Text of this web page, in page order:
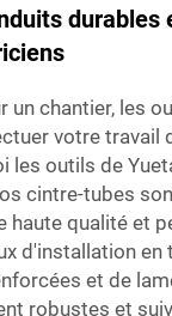
durables
un chantier, les
votre travail
les outils de
cintre-tubes
haute qualité et
d'installation en
et de
robustes et